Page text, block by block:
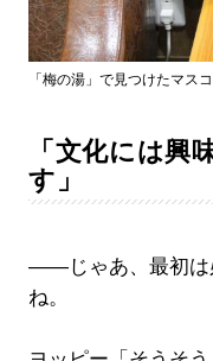
「梅の湯」で見つけたマス
「文化には興
す」
――じゃあ、最初は
ね。